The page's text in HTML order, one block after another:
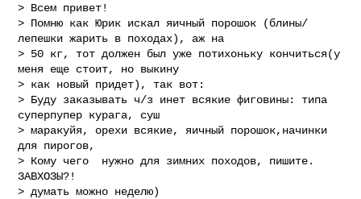
> Всем привет!
> Помню как Юрик искал яичный порошок (блины/
лепешки жарить в походах), аж на
> 50 кг, тот должен был уже потихоньку кончиться(у
меня еще стоит, но выкину
> как новый придет), так вот:
> Буду заказывать ч/з инет всякие фиговины: типа
суперпупер курага, суш
> маракуйя, орехи всякие, яичный порошок,начинки
для пирогов,
> Кому чего  нужно для зимних походов, пишите.
ЗАВХОЗЫ?!
> думать можно неделю)